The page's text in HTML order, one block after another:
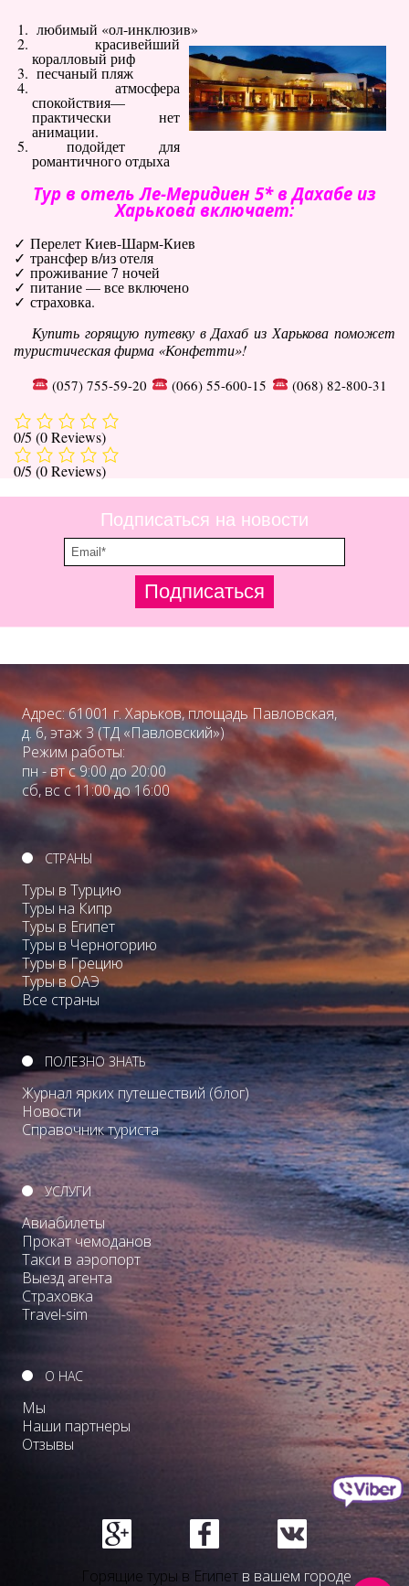
Журнал ярких путешествий
Новости
Справочник туриста
Контакты
любимый «ол-инклюзив»
красивейший
коралловый риф
песчаный пляж
атмосфера
спокойствия—
практически нет
анимации.
подойдет для
романтичного отдыха
Тур в отель Ле-Меридиен 5* в Дахабе из
Харькова включает:
Перелет Киев-Шарм-Киев
трансфер в/из отеля
проживание 7 ночей
питание — все включено
страховка.
Купить горящую путевку в Дахаб из Харькова поможет
туристическая фирма «Конфетти»!
(057) 755-59-20 (066) 55-600-15 (068) 82-800-31
0/5 (0 Reviews)
0/5 (0 Reviews)
Подписаться на новости
Подписаться
Адрес: 61001 г. Харьков, площадь Павловская,
д. 6, этаж 3 (ТД «Павловский»)
Режим работы:
пн - вт с 9:00 до 20:00
сб, вс с 11:00 до 16:00
СТРАНЫ
Туры в Турцию
Туры на Кипр
Туры в Египет
Туры в Черногорию
Туры в Грецию
Туры в ОАЭ
Все страны
ПОЛЕЗНО ЗНАТЬ
Журнал ярких путешествий (блог)
Новости
Справочник туриста
УСЛУГИ
Авиабилеты
Прокат чемоданов
Такси в аэропорт
Выезд агента
Страховка
Travel-sim
О НАС
Мы
Наши партнеры
Отзывы
Горящие туры в Египет в вашем городе